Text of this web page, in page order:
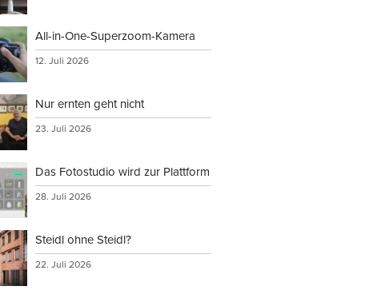
All-in-One-Superzoom-Kamera
12. Juli 2026
Nur ernten geht nicht
23. Juli 2026
Das Fotostudio wird zur Plattform
28. Juli 2026
Steidl ohne Steidl?
22. Juli 2026